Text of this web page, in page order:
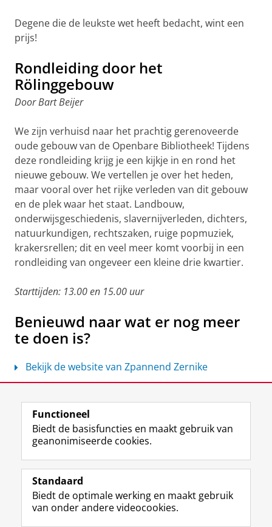
Degene die de leukste wet heeft bedacht, wint een
prijs!
Rondleiding door het
Rölinggebouw
Door Bart Beijer
We zijn verhuisd naar het prachtig gerenoveerde
oude gebouw van de Openbare Bibliotheek! Tijdens
deze rondleiding krijg je een kijkje in en rond het
nieuwe gebouw. We vertellen je over het heden,
maar vooral over het rijke verleden van dit gebouw
en de plek waar het staat. Landbouw,
onderwijsgeschiedenis, slavernijverleden, dichters,
natuurkundigen, rechtszaken, ruige popmuziek,
krakersrellen; dit en veel meer komt voorbij in een
rondleiding van ongeveer een kleine drie kwartier.
Starttijden: 13.00 en 15.00 uur
Benieuwd naar wat er nog meer
te doen is?
Bekijk de website van Zpannend Zernike
Volg de RUG
F
a
e
b
L
i
k
e
R
S
-
f
I
n
t
Y
o
T
Studiekiezers
Functioneel
Biedt de basisfuncties en maakt gebruik van
geanonimiseerde cookies.
Standaard
Biedt de optimale werking en maakt gebruik
van onder andere videocookies.